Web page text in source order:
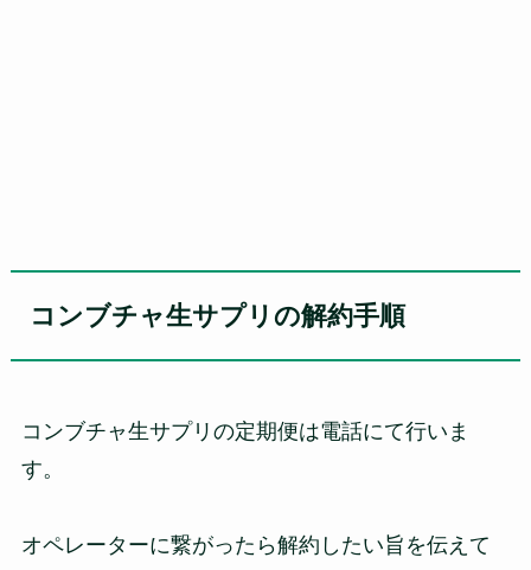
コンブチャ生サプリの解約手順
コンブチャ生サプリの定期便は電話にて行いま
す。
オペレーターに繋がったら解約したい旨を伝えて